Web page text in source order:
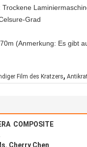
Grad
(Anmerkung: Es gibt
Film des Kratzers,
COMPOSITE
Cherry Chen